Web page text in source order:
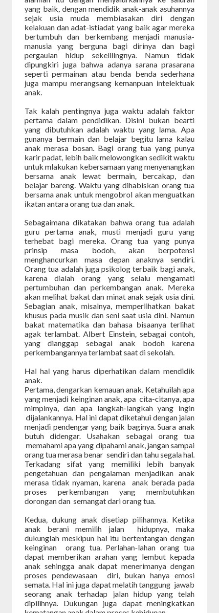
yang baik, dengan mendidik anak-anak asuhannya
sejak usia muda membiasakan diri dengan
kelakuan dan adat-istiadat yang baik agar mereka
bertumbuh dan berkembang menjadi manusia-
manusia yang berguna bagi dirinya dan bagi
pergaulan hidup sekelilingnya. Namun tidak
dipungkiri juga bahwa adanya sarana prasarana
seperti permainan atau benda benda sederhana
juga mampu merangsang kemanpuan intelektuak
anak.
Tak kalah pentingnya juga waktu adalah faktor
pertama dalam pendidikan. Disini bukan bearti
yang dibutuhkan adalah waktu yang lama. Apa
gunanya bermain dan belajar begitu lama kalau
anak merasa bosan. Bagi orang tua yang punya
karir padat, lebih baik melowongkan sedikit waktu
untuk mlakukan kebersamaan yang menyenangkan
bersama anak lewat bermain, bercakap, dan
belajar bareng. Waktu yang dihabiskan orang tua
bersama anak untuk mengobrol akan menguatkan
ikatan antara orang tua dan anak.
Sebagaimana dikatakan bahwa orang tua adalah
guru pertama anak, musti menjadi guru yang
terhebat bagi mereka. Orang tua yang punya
prinsip masa bodoh, akan berpotensi
menghancurkan masa depan anaknya sendiri.
Orang tua adalah juga psikolog terbaik bagi anak,
karena dialah orang yang selalu mengamati
pertumbuhan dan perkembangan anak. Mereka
akan melihat bakat dan minat anak sejak usia dini.
Sebagian anak, misalnya, memperlihatkan bakat
khusus pada musik dan seni saat usia dini. Namun
bakat matematika dan bahasa bisaanya terlihat
agak terlambat. Albert Einstein, sebagai contoh,
yang dianggap sebagai anak bodoh karena
perkembangannya terlambat saat di sekolah.
Hal hal yang harus diperhatikan dalam mendidik
anak.
Pertama, dengarkan kemauan anak. Ketahuilah apa
yang menjadi keinginan anak, apa cita-citanya, apa
mimpinya, dan apa langkah-langkah yang ingin
dijalankannya. Hal ini dapat diketahui dengan jalan
menjadi pendengar yang baik baginya. Suara anak
butuh didengar. Usahakan sebagai orang tua
memahami apa yang dipahami anak, jangan sampai
orang tua merasa benar sendiri dan tahu segala hal.
Terkadang sifat yang memiliki lebih banyak
pengetahuan dan pengalaman menjadikan anak
merasa tidak nyaman, karena anak berada pada
proses perkembangan yang membutuhkan
dorongan dan semangat dari orang tua.
Kedua, dukung anak disetiap pilihannya. Ketika
anak berani memilih jalan hidupnya, maka
dukunglah meskipun hal itu bertentangan dengan
keinginan orang tua. Perlahan-lahan orang tua
dapat memberikan arahan yang lembut kepada
anak sehingga anak dapat menerimanya dengan
proses pendewasaan diri, bukan hanya emosi
semata. Hal ini juga dapat melatih tanggung jawab
seorang anak terhadap jalan hidup yang telah
dipilihnya. Dukungan juga dapat meningkatkan